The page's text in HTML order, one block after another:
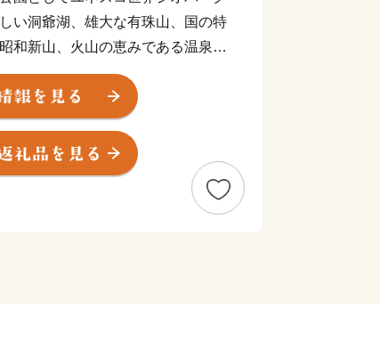
い洞爺湖、雄大な有珠山、国の特
和新山、火山の恵みである温泉な
ます。また、北海道内でも比較
ぶどうをはじめとする果樹生産、
菜の栽培など多種多様な農作物を
です。
誕地であるとともに、冬季の呼び